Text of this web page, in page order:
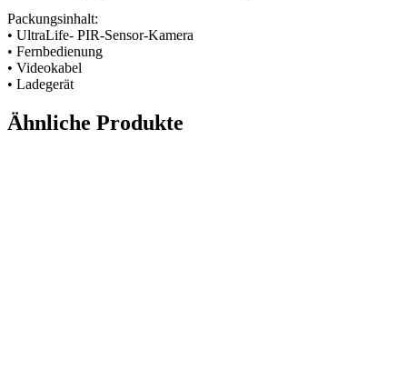
Packungsinhalt:
• UltraLife- PIR-Sensor-Kamera
• Fernbedienung
• Videokabel
• Ladegerät
Ähnliche Produkte